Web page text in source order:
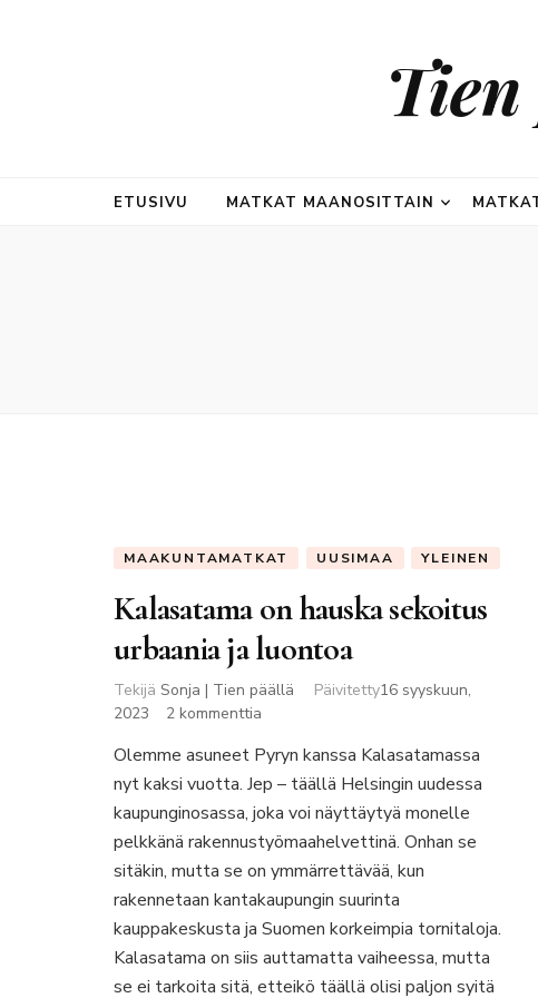
ETUSIVU MATKAT MAANOSITTAIN
MAAKUNTAMATKAT UUSIMAA YLEINEN
Kalasatama on hauska sekoitus
urbaania ja luontoa
Tekijä Sonja | Tien päällä Päivitetty16 syyskuun,
2023
2 kommenttia
on
hauska
sekoitus
ja
luontoa
Olemme asuneet Pyryn kanssa Kalasatamassa
nyt kaksi vuotta. Jep – täällä Helsingin uudessa
kaupunginosassa, joka voi näyttäytyä monelle
pelkkänä rakennustyömaahelvettinä. Onhan se
sitäkin, mutta se on ymmärrettävää, kun
rakennetaan kantakaupungin suurinta
kauppakeskusta ja Suomen korkeimpia tornitaloja.
Kalasatama on siis auttamatta vaiheessa, mutta
se ei tarkoita sitä, etteikö täällä olisi paljon syitä